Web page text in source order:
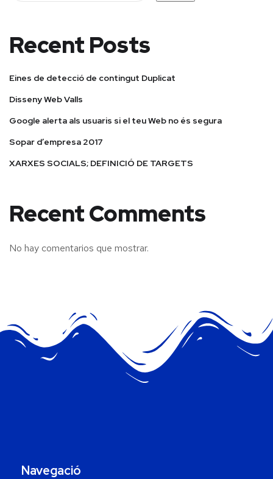
Recent Posts
Eines de detecció de contingut Duplicat
Disseny Web Valls
Google alerta als usuaris si el teu Web no és segura
Sopar d’empresa 2017
XARXES SOCIALS; DEFINICIÓ DE TARGETS
Recent Comments
No hay comentarios que mostrar.
Navegació